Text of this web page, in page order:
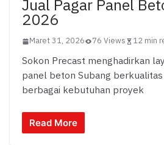
Jual Pagar Panel
2026
Maret 31, 2026 76 Views 12 min
Sokon Precast menghadirkan
panel beton Subang
berbagai kebutuhan proyek
Read More